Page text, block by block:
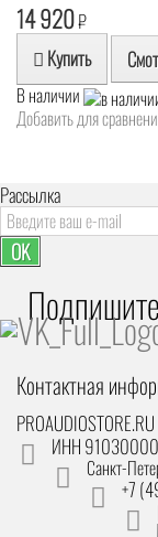
14 920₽
Купить
В наличии
Добавить для
Рассылка
OK
Контактная
PROAUDIOSTORE.RU
ИНН
Санкт-
+7